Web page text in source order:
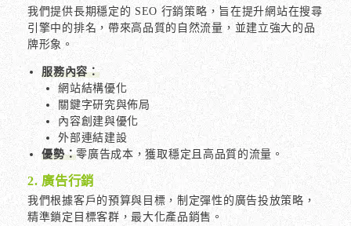
我們提供長期穩定的 SEO 行銷策略，旨在提升網站在搜尋
引擎中的排名，帶來高品質的自然流量，並建立強大的品
牌形象。
服務內容：
網站結構優化
關鍵字研究與佈局
內容創建與優化
外部連結建設
優勢：零廣告成本，獲取穩定且高品質的流量。
2. 廣告行銷
我們根據客戶的預算與目標，制定彈性的廣告投放策略，
精準鎖定目標客群，最大化產品銷售。